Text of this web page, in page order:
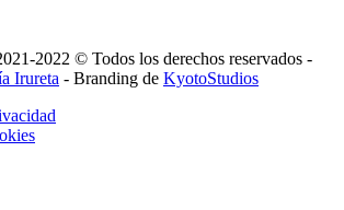
2022 © Todos los derechos reservados -
Irureta - Branding de KyotoStudios